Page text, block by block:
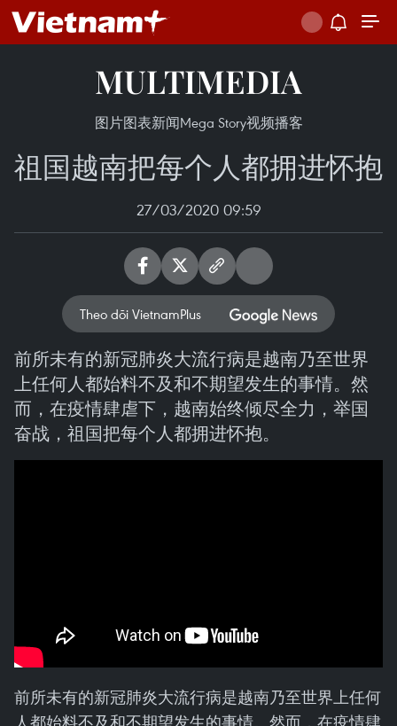
MULTIMEDIA
图片图表新闻Mega Story视频播客
祖国越南把每个人都拥进怀抱
27/03/2020 09:59
Theo dõi VietnamPlus
前所未有的新冠肺炎大流行病是越南乃至世界
上任何人都始料不及和不期望发生的事情。然
而，在疫情肆虐下，越南始终倾尽全力，举国
奋战，祖国把每个人都拥进怀抱。
前所未有的新冠肺炎大流行病是越南乃至世界上任何
人都始料不及和不期望发生的事情。然而，在疫情肆